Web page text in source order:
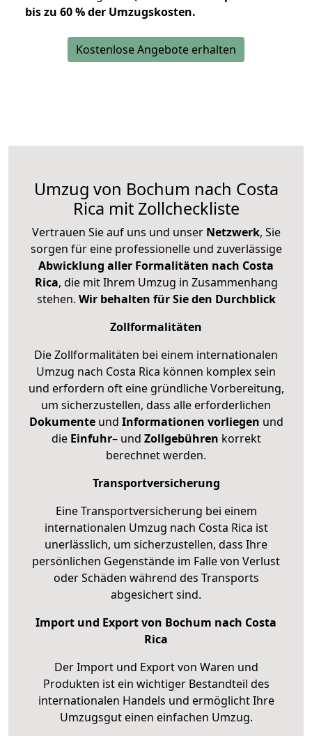
bis zu 60 % der Umzugskosten.
Kostenlose Angebote erhalten
Umzug von Bochum nach Costa
Rica mit Zollcheckliste
Vertrauen Sie auf uns und unser Netzwerk, Sie
sorgen für eine professionelle und zuverlässige
Abwicklung aller Formalitäten nach Costa
Rica, die mit Ihrem Umzug in Zusammenhang
stehen. Wir behalten für Sie den Durchblick
Zollformalitäten
Die Zollformalitäten bei einem internationalen
Umzug nach Costa Rica können komplex sein
und erfordern oft eine gründliche Vorbereitung,
um sicherzustellen, dass alle erforderlichen
Dokumenteund Informationen vorliegen und
die Einfuhr– und Zollgebühren korrekt
berechnet werden.
Transportversicherung
Eine Transportversicherung bei einem
internationalen Umzug nach Costa Rica ist
unerlässlich, um sicherzustellen, dass Ihre
persönlichen Gegenstände im Falle von Verlust
oder Schäden während des Transports
abgesichert sind.
Import und Export von Bochum nach Costa
Rica
Der Import und Export von Waren und
Produkten ist ein wichtiger Bestandteil des
internationalen Handels und ermöglicht Ihre
Umzugsgut einen einfachen Umzug.